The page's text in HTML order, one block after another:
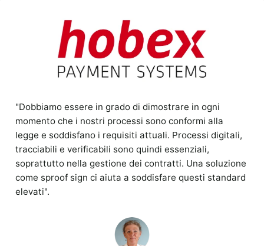
"Dobbiamo essere in grado di dimostrare in ogni
momento che i nostri processi sono conformi alla
legge e soddisfano i requisiti attuali. Processi digitali,
tracciabili e verificabili sono quindi essenziali,
soprattutto nella gestione dei contratti. Una soluzione
come sproof sign ci aiuta a soddisfare questi standard
elevati".